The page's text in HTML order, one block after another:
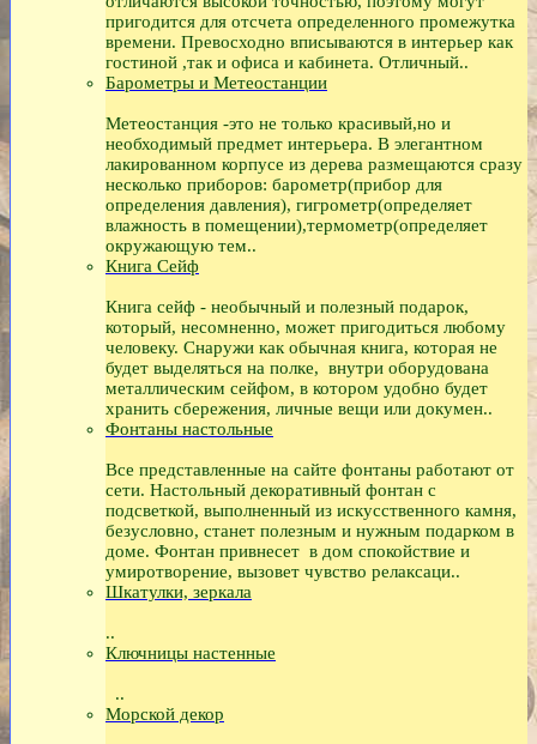
пригодится для отсчета определенного промежутка
времени. Превосходно вписываются в интерьер как
гостиной ,так и офиса и кабинета. Отличный..
Барометры и Метеостанции
Метеостанция -это не только красивый,но и
необходимый предмет интерьера. В элегантном
лакированном корпусе из дерева размещаются сразу
несколько приборов: барометр(прибор для
определения давления), гигрометр(определяет
влажность в помещении),термометр(определяет
окружающую тем..
Книга Сейф
Книга сейф - необычный и полезный подарок,
который, несомненно, может пригодиться любому
человеку. Снаружи как обычная книга, которая не
будет выделяться на полке, внутри оборудована
металлическим сейфом, в котором удобно будет
хранить сбережения, личные вещи или докумен..
Фонтаны настольные
Все представленные на сайте фонтаны работают от
сети. Настольный декоративный фонтан с
подсветкой, выполненный из искусственного камня,
безусловно, станет полезным и нужным подарком в
доме. Фонтан привнесет в дом спокойствие и
умиротворение, вызовет чувство релаксаци..
Шкатулки, зеркала
..
Ключницы настенные
..
Морской декор